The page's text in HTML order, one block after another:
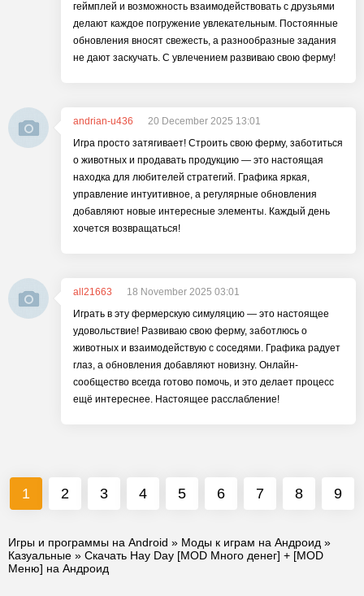
геймплей и возможность взаимодействовать с друзьями
делают каждое погружение увлекательным. Постоянные
обновления вносят свежесть, а разнообразные задания
не дают заскучать. С увлечением развиваю свою ферму!
andrian-u436
20 December 2025 13:01
Игра просто затягивает! Строить свою ферму, заботиться
о животных и продавать продукцию — это настоящая
находка для любителей стратегий. Графика яркая,
управление интуитивное, а регулярные обновления
добавляют новые интересные элементы. Каждый день
хочется возвращаться!
all21663
18 November 2025 03:01
Играть в эту фермерскую симуляцию — это настоящее
удовольствие! Развиваю свою ферму, заботлюсь о
животных и взаимодействую с соседями. Графика радует
глаз, а обновления добавляют новизну. Онлайн-
сообщество всегда готово помочь, и это делает процесс
ещё интереснее. Настоящее расслабление!
1 2 3 4 5 6 7 8 9
Игры и программы на Android » Моды к играм на Андроид »
Казуальные » Скачать Hay Day [MOD Много денег] + [MOD
Меню] на Андроид